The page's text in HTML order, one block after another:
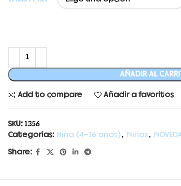
AÑADIR AL
Add to compare Añadir a favoritos
SKU: 1356
Categorías: Niña (4-16 años), Niños,
Share: